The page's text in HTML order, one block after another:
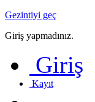
Gezintiyi geç
Giriş yapmadınız.
Giriş
Kayıt